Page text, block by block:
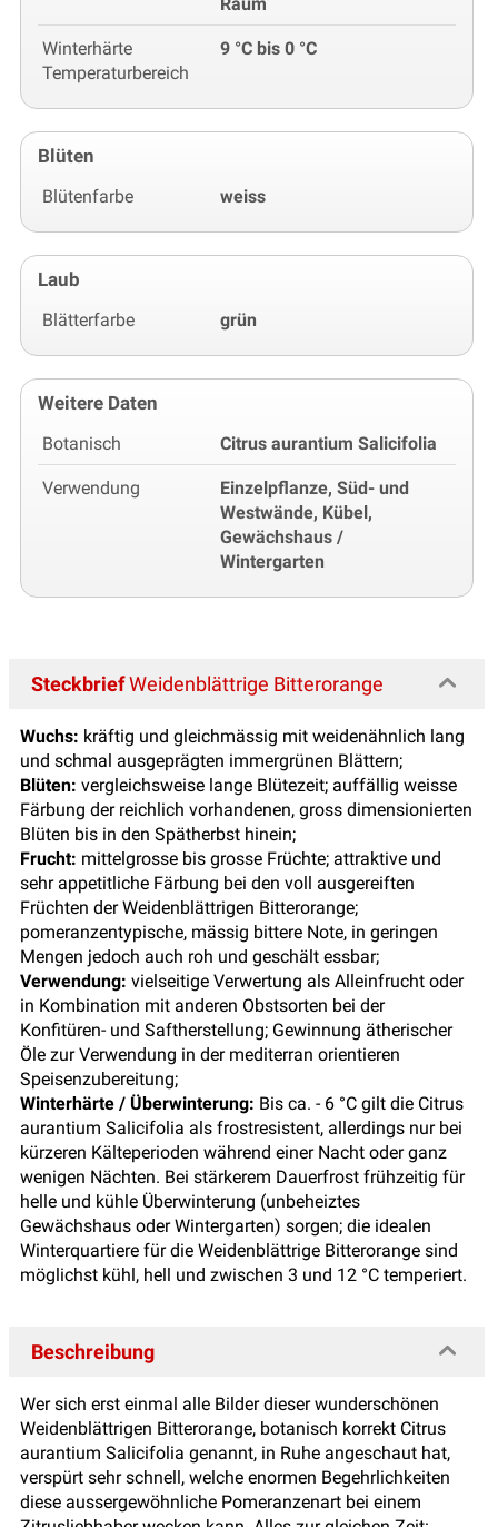
Winterhärte
Temperaturbereich
9 °C bis 0 °C
Blüten
Blütenfarbe weiss
Laub
Blätterfarbe grün
Weitere Daten
Botanisch Citrus aurantium Salicifolia
Verwendung
Einzelpflanze, Süd- und
Westwände, Kübel,
Gewächshaus /
Wintergarten
SteckbriefWeidenblättrige Bitterorange
Wuchs: kräftig und gleichmässig mit weidenähnlich lang
und schmal ausgeprägten immergrünen Blättern;
Blüten: vergleichsweise lange Blütezeit; auffällig weisse
Färbung der reichlich vorhandenen, gross dimensionierten
Blüten bis in den Spätherbst hinein;
Frucht: mittelgrosse bis grosse Früchte; attraktive und
sehr appetitliche Färbung bei den voll ausgereiften
Früchten der Weidenblättrigen Bitterorange;
pomeranzentypische, mässig bittere Note, in geringen
Mengen jedoch auch roh und geschält essbar;
Verwendung: vielseitige Verwertung als Alleinfrucht oder
in Kombination mit anderen Obstsorten bei der
Konfitüren- und Saftherstellung; Gewinnung ätherischer
Öle zur Verwendung in der mediterran orientieren
Speisenzubereitung;
Winterhärte / Überwinterung: Bis ca. - 6 °C gilt die Citrus
aurantium Salicifolia als frostresistent, allerdings nur bei
kürzeren Kälteperioden während einer Nacht oder ganz
wenigen Nächten. Bei stärkerem Dauerfrost frühzeitig für
helle und kühle Überwinterung (unbeheiztes
Gewächshaus oder Wintergarten) sorgen; die idealen
Winterquartiere für die Weidenblättrige Bitterorange sind
möglichst kühl, hell und zwischen 3 und 12 °C temperiert.
Beschreibung
Wer sich erst einmal alle Bilder dieser wunderschönen
Weidenblättrigen Bitterorange, botanisch korrekt Citrus
aurantium Salicifolia genannt, in Ruhe angeschaut hat,
verspürt sehr schnell, welche enormen Begehrlichkeiten
diese aussergewöhnliche Pomeranzenart bei einem